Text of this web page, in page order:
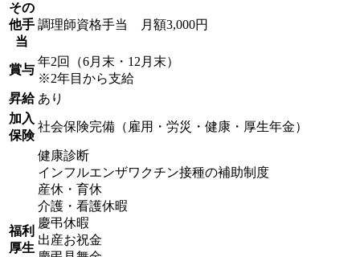
その
他手
当
調理師資格手当 月額3,000円
賞与
年2回（6月末・12月末）
※2年目から支給
昇給 あり
加入
保険
社会保険完備（雇用・労災・健康・厚生年金）
福利
厚生
健康診断
インフルエンザワクチン接種の補助制度
産休・育休
介護・看護休暇
慶弔休暇
出産お祝金